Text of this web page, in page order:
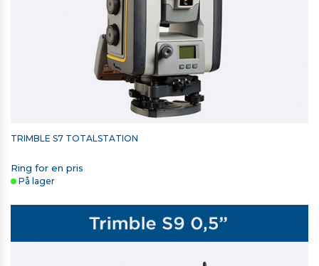
TRIMBLE S7 TOTALSTATION
Ring for en pris
På lager